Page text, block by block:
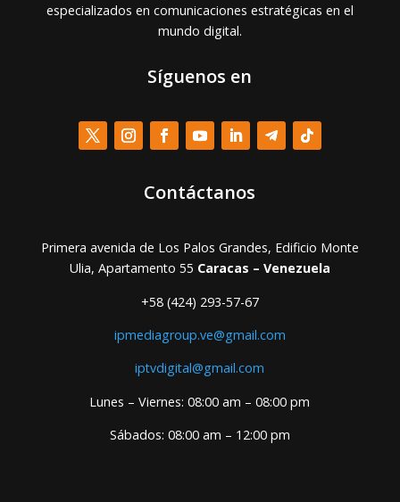
especializados en comunicaciones estratégicas en el
mundo digital.
Síguenos en
Contáctanos
Primera avenida de Los Palos Grandes, Edificio Monte
Ulia, Apartamento 55 Caracas – Venezuela
+58 (424) 293-57-67
ipmediagroup.ve@gmail.com
iptvdigital@gmail.com
Lunes – Viernes: 08:00 am – 08:00 pm
Sábados: 08:00 am – 12:00 pm